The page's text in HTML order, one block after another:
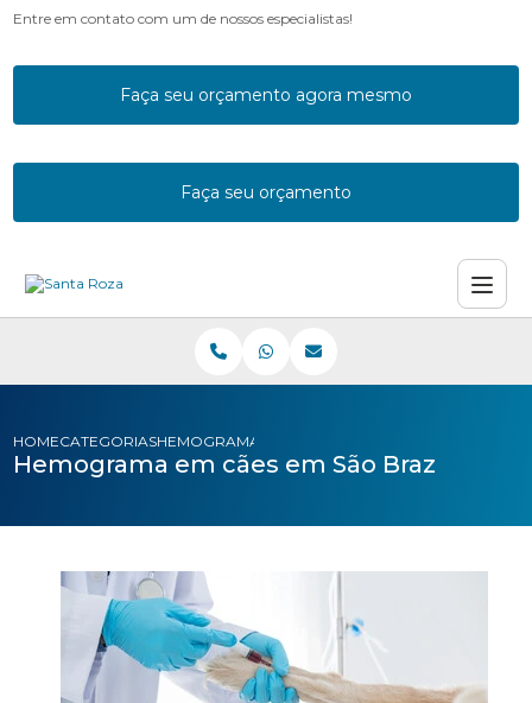
Entre em contato com um de nossos especialistas!
Faça seu orçamento agora mesmo
Faça seu orçamento
HOMECATEGORIASHEMOGRAMA CAES SAO BRAZ
Hemograma em cães em São Braz